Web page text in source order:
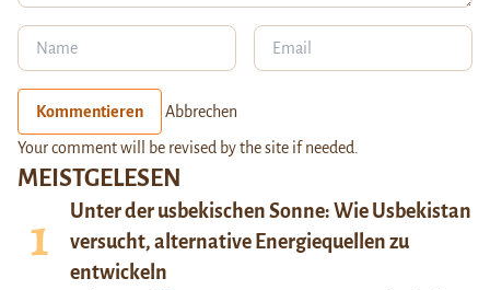
MEISTGELESEN
Unter der usbekischen Sonne: Wie Usbekistan
versucht, alternative Energiequellen zu
entwickeln
Kommentieren Abbrechen
Your comment will be revised by the site if needed.